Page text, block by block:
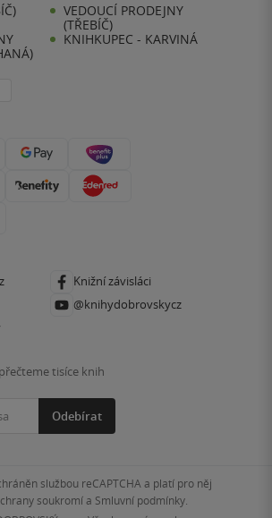
VEDOUCÍ PRODEJNY
(TŘEBÍČ)
KNIHKUPEC - KARVINÁ
Knižní závisláci
@knihydobrovskycz
tisíce knih
Odebírat
službou reCAPTCHA a platí pro něj
soukromía Smluvní podmínky